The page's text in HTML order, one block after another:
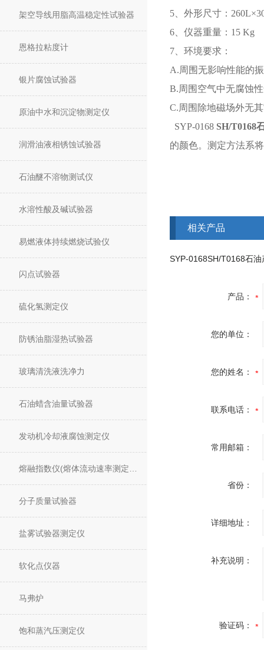
架空导线用脂高温稳定性试验器
恩格拉粘度计
银片腐蚀试验器
原油中水和沉淀物测定仪
润滑油液相锈蚀试验器
石油醚不溶物测试仪
水溶性酸及碱试验器
易燃液体持续燃烧试验仪
闪点试验器
硫化氢测定仪
防锈油脂湿热试验器
玻璃清洗液洗净力
石油蜡含油量试验器
发动机冷却液腐蚀测定仪
分子质量试验器
盐雾试验器测定仪
软化点仪器
马弗炉
饱和蒸汽压测定仪
5、外形尺寸：
6、仪器重量：15 Kg
7、环境要求：
A.周围无影响性能的
B.周围空气中无腐蚀
C.周围除地磁场外无
SYP-0168 SH/T0168
的颜色。测定方法系
相关产品
产品：
您的单位：
您的姓名：
联系电话：
常用邮箱：
省份：
详细地址：
补充说明：
验证码：